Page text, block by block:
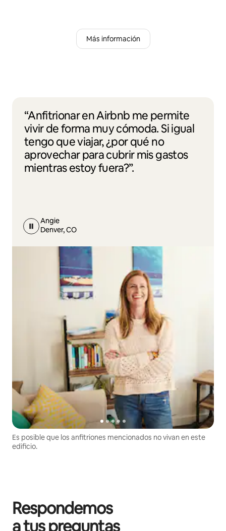
Más información
“Anfitrionar en Airbnb me permite
vivir de forma muy cómoda. Si igual
tengo que viajar, ¿por qué no
aprovechar para cubrir mis gastos
mientras estoy fuera?”.
Angie
Denver, CO
Es posible que los anfitriones mencionados no vivan en este
edificio.
Respondemos
a tus preguntas